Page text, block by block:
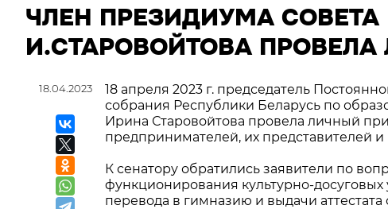
ЧЛЕН ПРЕЗИДИУМА СОВЕТА
И.СТАРОВОЙТОВА
18.04.2023
18 апреля 2023 г. председатель
собрания Республики Беларусь по
Ирина Старовойтова провела личный
предпринимателей, их представителей
К сенатору обратились заявители по
функционирования культурно-
перевода в гимназию и выдачи